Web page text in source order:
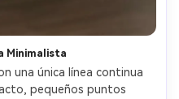
Minimalista
una única línea continua
pequeños puntos